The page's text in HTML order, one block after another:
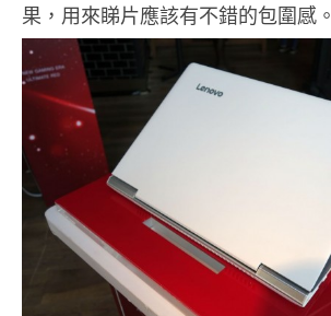
果，用來睇片應該有不錯的包圍感。